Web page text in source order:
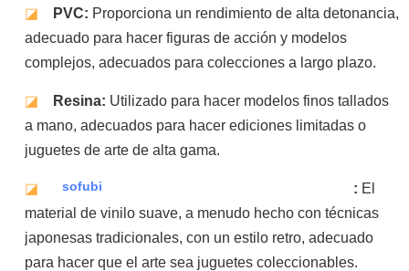
◪ PVC: Proporciona un rendimiento de alta detonancia,
adecuado para hacer figuras de acción y modelos
complejos, adecuados para colecciones a largo plazo.
◪ Resina: Utilizado para hacer modelos finos tallados
a mano, adecuados para hacer ediciones limitadas o
juguetes de arte de alta gama.
◪ sofubi : El
material de vinilo suave, a menudo hecho con técnicas
japonesas tradicionales, con un estilo retro, adecuado
para hacer que el arte sea juguetes coleccionables.